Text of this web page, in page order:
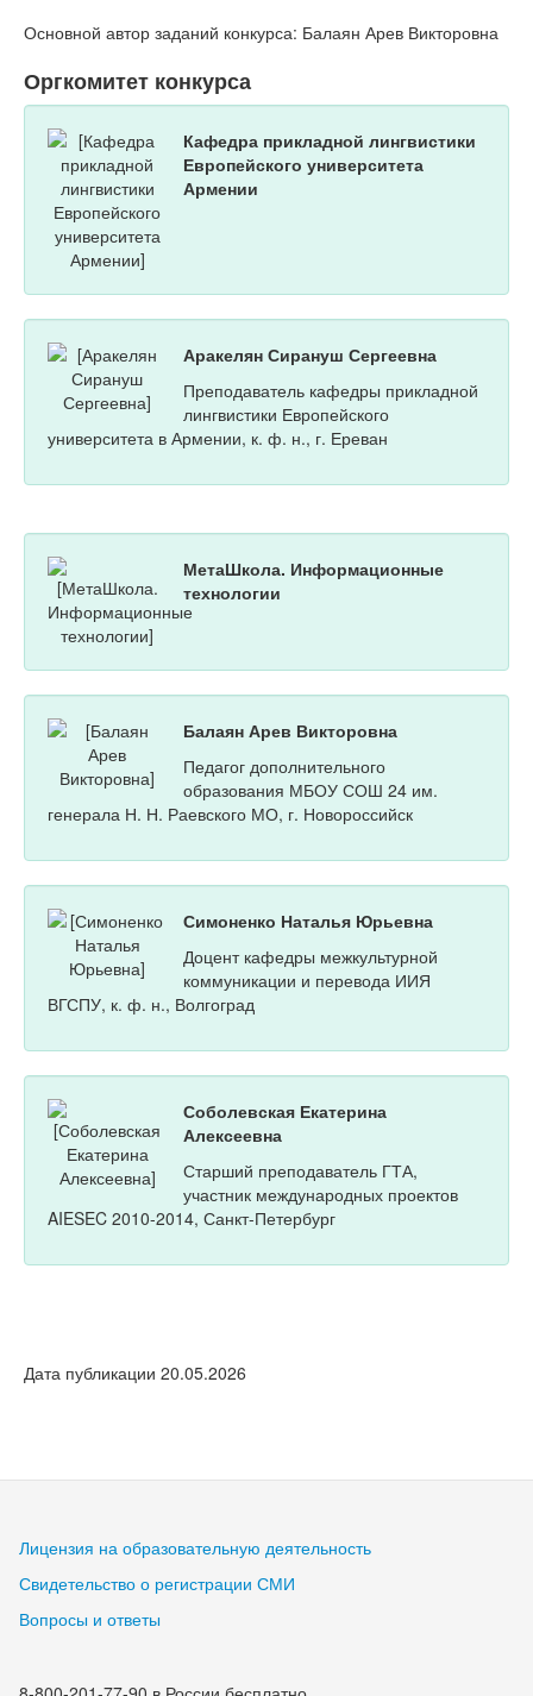
Основной автор заданий конкурса: Балаян Арев Викторовна
Оргкомитет конкурса
Кафедра прикладной лингвистики
Европейского университета
Армении
Аракелян Сирануш Сергеевна
Преподаватель кафедры прикладной
лингвистики Европейского
университета в Армении, к. ф. н., г. Ереван
МетаШкола. Информационные
технологии
Балаян Арев Викторовна
Педагог дополнительного
образования МБОУ СОШ 24 им.
генерала Н. Н. Раевского МО, г. Новороссийск
Симоненко Наталья Юрьевна
Доцент кафедры межкультурной
коммуникации и перевода ИИЯ
ВГСПУ, к. ф. н., Волгоград
Соболевская Екатерина
Алексеевна
Старший преподаватель ГТА,
участник международных проектов
AIESEC 2010-2014, Санкт-Петербург
Дата публикации 20.05.2026
Лицензия на образовательную деятельность
Свидетельство о регистрации СМИ
Вопросы и ответы